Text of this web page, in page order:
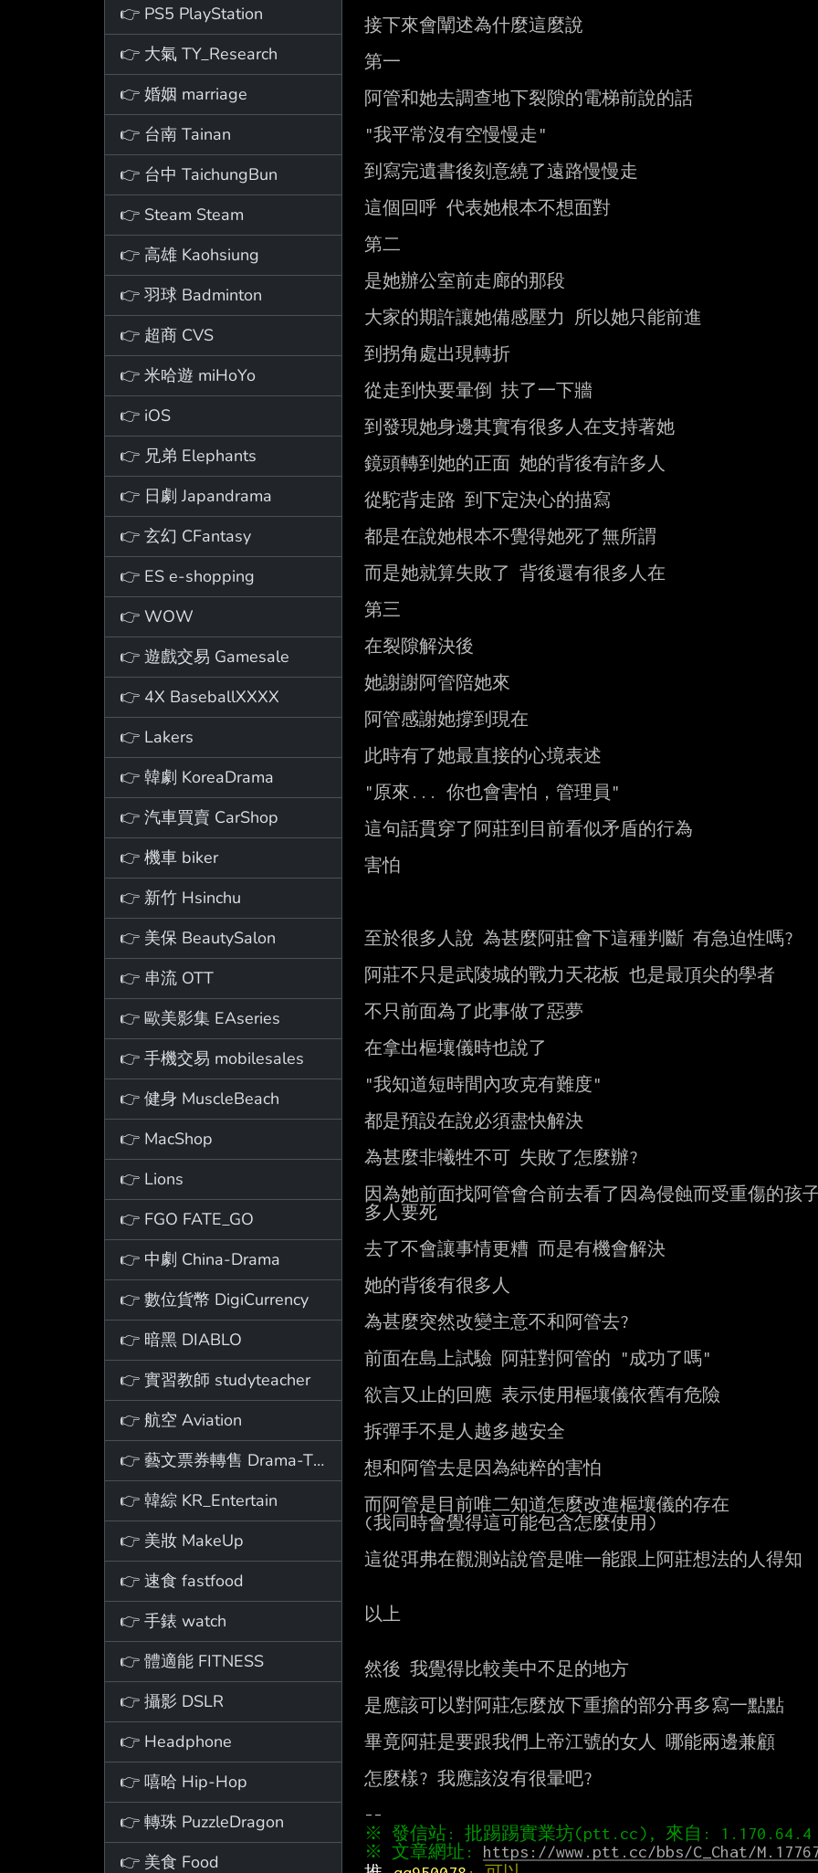
👉 PS5 PlayStation
👉 大氣 TY_Research
👉 婚姻 marriage
👉 台南 Tainan
👉 台中 TaichungBun
👉 Steam Steam
👉 高雄 Kaohsiung
👉 羽球 Badminton
👉 超商 CVS
👉 米哈遊 miHoYo
👉 iOS
👉 兄弟 Elephants
👉 日劇 Japandrama
👉 玄幻 CFantasy
👉 ES e-shopping
👉 WOW
👉 遊戲交易 Gamesale
👉 4X BaseballXXXX
👉 Lakers
👉 韓劇 KoreaDrama
👉 汽車買賣 CarShop
👉 機車 biker
👉 新竹 Hsinchu
👉 美保 BeautySalon
👉 串流 OTT
👉 歐美影集 EAseries
👉 手機交易 mobilesales
👉 健身 MuscleBeach
👉 MacShop
👉 Lions
👉 FGO FATE_GO
👉 中劇 China-Drama
👉 數位貨幣 DigiCurrency
👉 暗黑 DIABLO
👉 實習教師 studyteacher
👉 航空 Aviation
👉 藝文票券轉售 Drama-Ticket
👉 韓綜 KR_Entertain
👉 美妝 MakeUp
👉 速食 fastfood
👉 手錶 watch
👉 體適能 FITNESS
👉 攝影 DSLR
👉 Headphone
👉 嘻哈 Hip-Hop
👉 轉珠 PuzzleDragon
👉 美食 Food
接下來會闡述為什麼這麼說
第一
阿管和她去調查地下裂隙的電梯前說的話
"我平常沒有空慢慢走"
到寫完遺書後刻意繞了遠路慢慢走
這個回呼 代表她根本不想面對
第二
是她辦公室前走廊的那段
大家的期許讓她備感壓力 所以她只能前進
到拐角處出現轉折
從走到快要暈倒 扶了一下牆
到發現她身邊其實有很多人在支持著她
鏡頭轉到她的正面 她的背後有許多人
從駝背走路 到下定決心的描寫
都是在說她根本不覺得她死了無所謂
而是她就算失敗了 背後還有很多人在
第三
在裂隙解決後
她謝謝阿管陪她來
阿管感謝她撐到現在
此時有了她最直接的心境表述
"原來... 你也會害怕，管理員"
這句話貫穿了阿莊到目前看似矛盾的行為
害怕
至於很多人說 為甚麼阿莊會下這種判斷 有急迫性嗎?
阿莊不只是武陵城的戰力天花板 也是最頂尖的學者
不只前面為了此事做了惡夢
在拿出樞壤儀時也說了
"我知道短時間內攻克有難度"
都是預設在說必須盡快解決
為甚麼非犧牲不可 失敗了怎麼辦?
因為她前面找阿管會合前去看了因為侵蝕而受重傷的
多人要死
去了不會讓事情更糟 而是有機會解決
她的背後有很多人
為甚麼突然改變主意不和阿管去?
前面在島上試驗 阿莊對阿管的 "成功了嗎"
欲言又止的回應 表示使用樞壤儀依舊有危險
拆彈手不是人越多越安全
想和阿管去是因為純粹的害怕
而阿管是目前唯二知道怎麼改進樞壤儀的存在
(我同時會覺得這可能包含怎麼使用)
這從弭弗在觀測站說管是唯一能跟上阿莊想法的人得知
以上
然後 我覺得比較美中不足的地方
是應該可以對阿莊怎麼放下重擔的部分再多寫一點點
畢竟阿莊是要跟我們上帝江號的女人 哪能兩邊兼顧
怎麼樣? 我應該沒有很暈吧?
※ 文章網址: https://www.ptt.cc/bbs/C_Chat/